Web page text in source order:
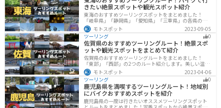
きたい絶景スポットや観光スポット紹介
東海のおすすめツーリングスポットをまとめました！
「岐阜県」「静岡県」「愛知県」「三重県」の各県の観
光地紹介します。自然豊かな山々や湖、温泉地が点在
し、四季折々の景色を楽しめるスポットが多数ありま
す。バイクで東海にツーリングに行く際は参考にしてく
ださい。
モトスポット
2023-09-05
ツーリング
0
佐賀県のおすすめツーリングルート！絶景スポ
ットや観光スポットをまとめて紹介
佐賀県のおすすめツーリングルートをまとめました！
「東部」「西部」の2つのルート紹介します。美しい温泉
地や古墳群、歴史ある城や神社仏閣など、バイクツーリ
ングに適したスポットが多数存在し、様々な楽しみ方が
できます。バイクで佐賀県にツーリングに行く際は参考
にしてください。
モトスポット
2023-04-06
ツーリング
0
鹿児島県を満喫するツーリングルート！地域別
にバイクおすすめスポットを紹介
鹿児島県の一度は行きたいオススメツーリングスポット